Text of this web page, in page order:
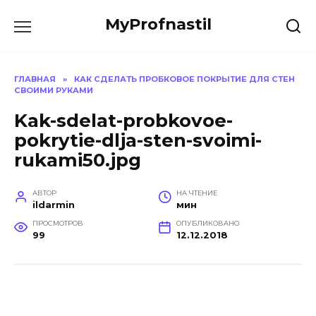
MyProfnastil
ГЛАВНАЯ »
КАК СДЕЛАТЬ ПРОБКОВОЕ ПОКРЫТИЕ ДЛЯ СТЕН
СВОИМИ РУКАМИ
Kak-sdelat-probkovoe-
pokrytie-dlja-sten-svoimi-
rukami50.jpg
АВТОР
ildarmin
НА ЧТЕНИЕ
мин
ПРОСМОТРОВ
99
ОПУБЛИКОВАНО
12.12.2018